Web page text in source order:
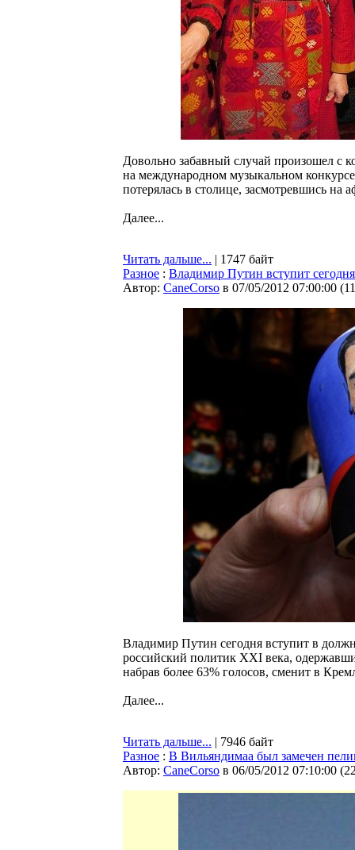
Довольно забавный случай произошел с
на международном музыкальном
потерялась в столице, засмотревшись на
Далее...
Читать дальше... | 1747 байт
Разное : Владимир Путин вступит
Автор: CaneCorso в 07/05/2012 07:00:00 (
Владимир Путин сегодня вступит в
российский политик XXI века,
набрав более 63% голосов, сменит в
Далее...
Читать дальше... | 7946 байт
Разное : В Вильяндимаа был замечен
Автор: CaneCorso в 06/05/2012 07:10:00 (